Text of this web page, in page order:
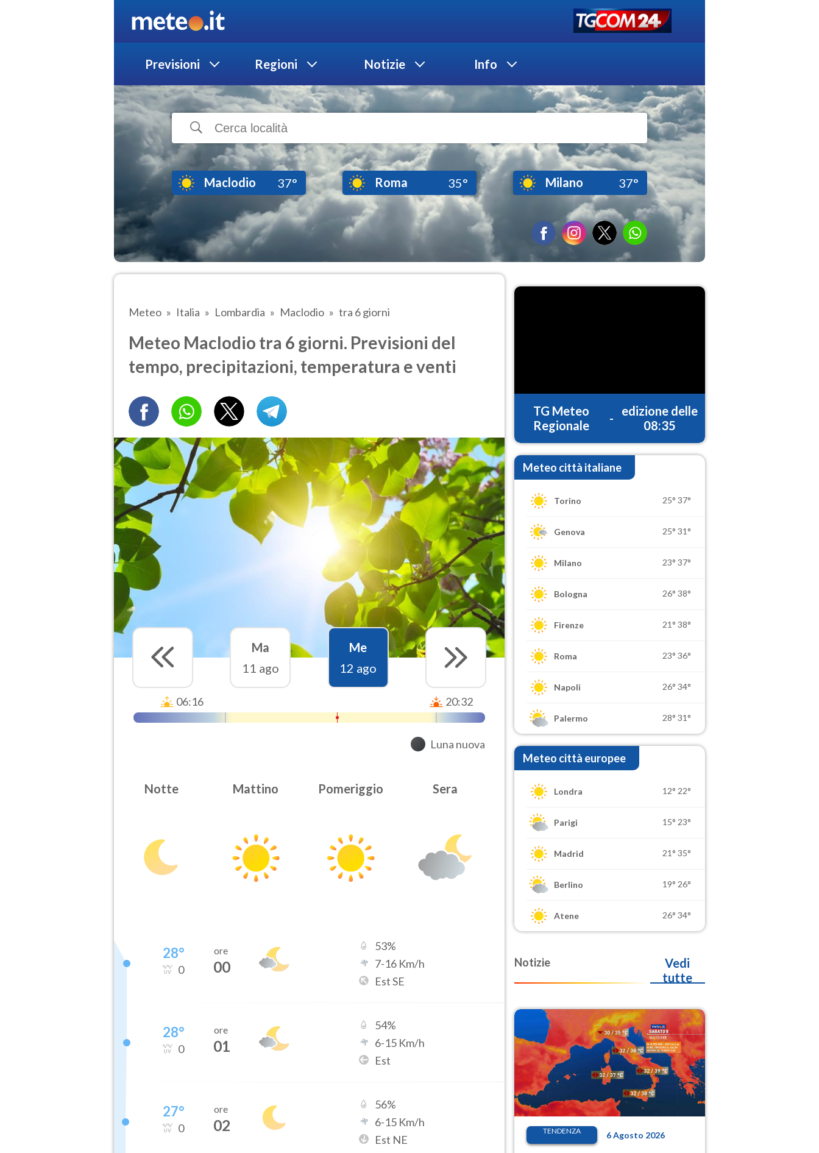
Previsioni Regioni Notizie Info
Maclodio 37° Roma 35° Milano 37°
Meteo Italia Lombardia Maclodio tra 6 giorni
Meteo Maclodio tra 6 giorni. Previsioni del
tempo, precipitazioni, temperatura e venti
Ma
11 ago
Me
12 ago
06:16 20:32
Luna nuova
Notte Mattino Pomeriggio Sera
28°
0
ore
00
53%
7-16 Km/h
Est SE
28°
0
ore
01
54%
6-15 Km/h
Est
27°
0
ore
02
56%
6-15 Km/h
Est NE
TG Meteo
Regionale
-
edizione delle
08:35
Meteo città italiane
Torino 25° 37°
Genova 25° 31°
Milano 23° 37°
Bologna 26° 38°
Firenze 21° 38°
Roma 23° 36°
Napoli 26° 34°
Palermo 28° 31°
Meteo città europee
Londra 12° 22°
Parigi 15° 23°
Madrid 21° 35°
Berlino 19° 26°
Atene 26° 34°
Notizie
Vedi
tutte
TENDENZA 6 Agosto 2026